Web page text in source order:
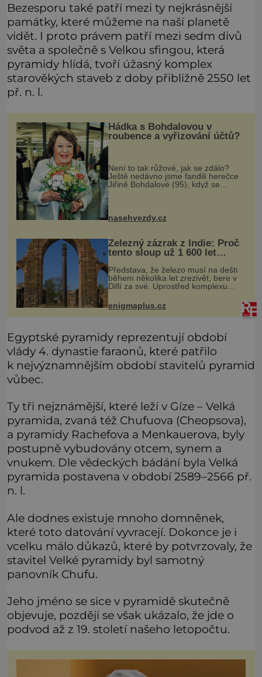
Bezesporu také patří mezi ty nejkrásnější
památky, které můžeme na naší planetě
vidět. I proto právem patří mezi sedm divů
světa a společně s Velkou sfingou, která
pyramidy hlídá, tvoří úžasný komplex
starověkých staveb z doby přibližně 2550 let
př. n. l.
Hádka s Bohdalovou v
roubence a vyřizování účtů?
Není to tak růžové, jak se zdálo?
Ještě nedávno jsme fandili herečce
Jiřině Bohdalové (95), když se
povídalo, že snad tráví léto na své
roubené chalupě v Českém ráji s
přítelem, slovenským podnikatele
nasehvezdy.cz
Železný zázrak z Indie: Proč
tento sloup už 1 600 let
nezná rez?
Představa, že železo musí na dešti
během několika let zrezivět, bere v
Dillí za své. Uprostřed komplexu
Qutb stojí více než sedm metrů
vysoký železný sloup, který už
přibližně 1 600 let odolává počasí
enigmaplus.cz
Egyptské pyramidy reprezentují období
vlády 4. dynastie faraonů, které patřilo
k nejvýznamnějším období stavitelů pyramid
vůbec.
Ty tři nejznámější, které leží v Gíze – Velká
pyramida, zvaná též Chufuova (Cheopsova),
a pyramidy Rachefova a Menkauerova, byly
postupně vybudovány otcem, synem a
vnukem. Dle vědeckých bádání byla Velká
pyramida postavena v období 2589–2566 př.
n. l.
Ale dodnes existuje mnoho domněnek,
které toto datování vyvracejí. Dokonce je i
vcelku málo důkazů, které by potvrzovaly, že
stavitel Velké pyramidy byl samotný
panovník Chufu.
Jeho jméno se sice v pyramidě skutečně
objevuje, později se však ukázalo, že jde o
podvod až z 19. století našeho letopočtu.